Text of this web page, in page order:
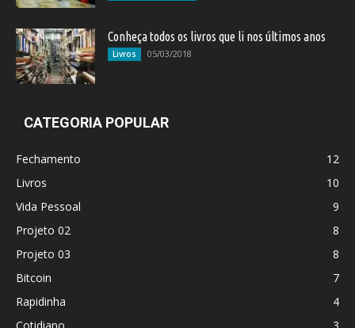
Conheça todos os livros que li nos últimos anos
Livros 05/03/2018
CATEGORIA POPULAR
Fechamento
12
Livros
10
Vida Pessoal
9
Projeto 02
8
Projeto 03
8
Bitcoin
7
Rapidinha
4
Cotidiano
3